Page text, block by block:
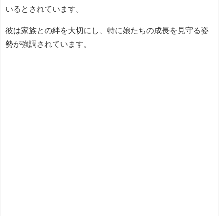
いるとされています。
彼は家族との絆を大切にし、特に娘たちの成長を見守る姿
勢が強調されています。